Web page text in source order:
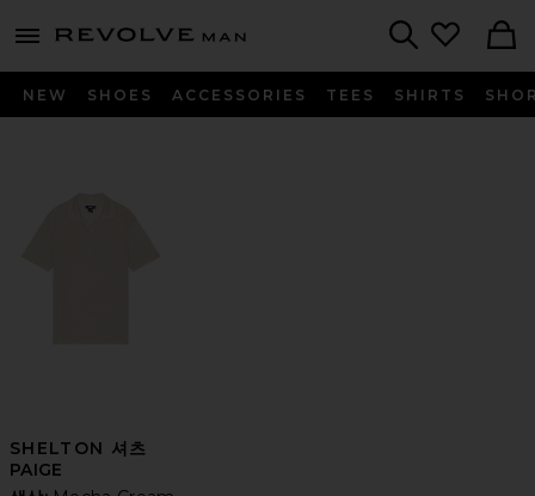
menu - shows more content
Revolve
NEW SHOES ACCESSORIES TEES SHIRTS
SHELTON 셔츠
PAIGE